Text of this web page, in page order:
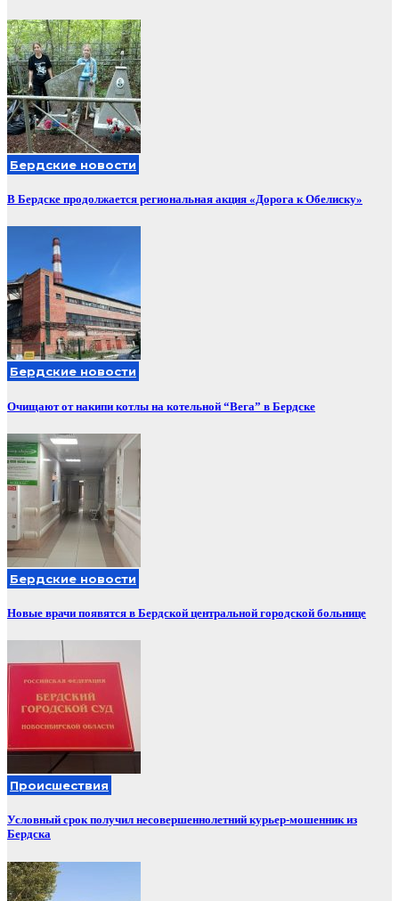
Бердские новости
В Бердске продолжается региональная акция «Дорога к Обелиску»
Бердские новости
Очищают от накипи котлы на котельной “Вега” в Бердске
Бердские новости
Новые врачи появятся в Бердской центральной городской больнице
Происшествия
Условный срок получил несовершеннолетний курьер-мошенник из
Бердска